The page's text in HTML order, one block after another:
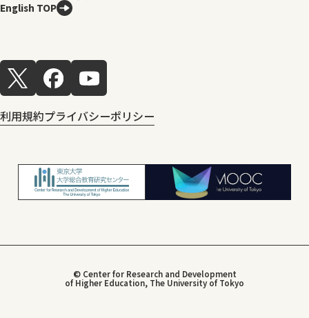
English TOP
利用規約プライバシーポリシー
© Center for Research and Development
of Higher Education, The University of Tokyo